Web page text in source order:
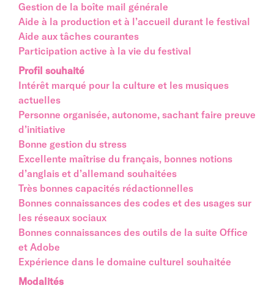
Gestion de la boîte mail générale
Aide à la production et à l’accueil durant le festival
Aide aux tâches courantes
Participation active à la vie du festival
Profil souhaité
Intérêt marqué pour la culture et les musiques
actuelles
Personne organisée, autonome, sachant faire preuve
d’initiative
Bonne gestion du stress
Excellente maîtrise du français, bonnes notions
d’anglais et d’allemand souhaitées
Très bonnes capacités rédactionnelles
Bonnes connaissances des codes et des usages sur
les réseaux sociaux
Bonnes connaissances des outils de la suite Office
et Adobe
Expérience dans le domaine culturel souhaitée
Modalités